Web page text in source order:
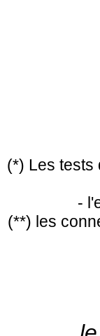
(*) Les tests
-
(**) les